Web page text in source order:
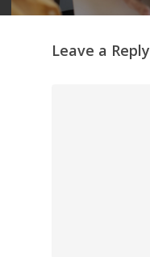
Leave a Reply